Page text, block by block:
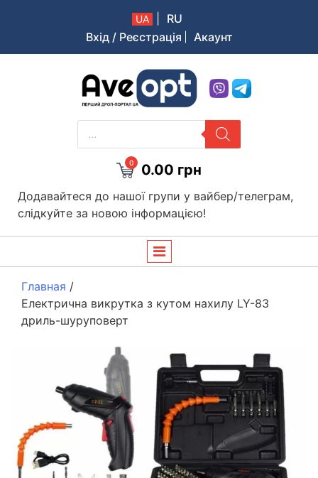
UA
RU
Вхід / Реєстрація
Акаунт
Aveopt – оптова дропшипінг платформа в Україні
PRODUCTS
SEARCH
0 0.00 грн
Додавайтеся до нашої групи у вайбер/телеграм,
слідкуйте за новою інформацією!
Главная /
Електрична викрутка з кутом нахилу LY-83
дриль-шуруповерт